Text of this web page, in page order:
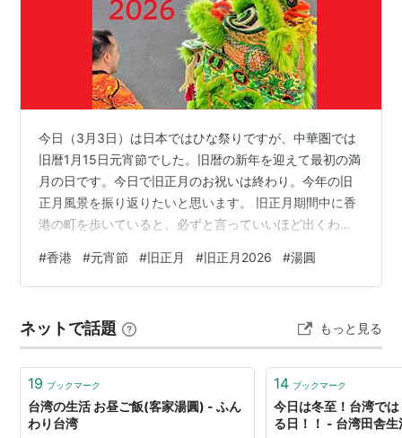
今日（3月3日）は日本ではひな祭りですが、中華圏では
旧暦1月15日元宵節でした。旧暦の新年を迎えて最初の満
月の日です。今日で旧正月のお祝いは終わり。今年の旧
正月風景を振り返りたいと思います。 旧正月期間中に香
港の町を歩いていると、必ずと言っていいほど出くわす
ルに行った際に遭遇しました。 獅子がお店の中を闊歩す
る様子がシュールで好き。ついつい見に行っちゃいま
ウンターのお姉さんが引き気味でした🤣そしてものすご
い勢いで走り去っていきました😲 今年も緑、黄、オレン
ジ、赤、と色々な色の獅子を見ましたが、…
#香港 #元宵節 #旧正月 #旧正月2026 #湯圓
ネットで話題 もっと見る
19 ブックマーク
台湾の生活 お昼ご飯(客家湯圓) - ふん
わり台湾
14 ブックマーク
今日は冬至！台湾で
る日！！ - 台湾田舎